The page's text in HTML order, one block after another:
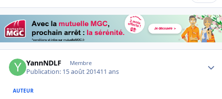
YannNDLF Membre
Publication: 15 août 201411 ans
AUTEUR